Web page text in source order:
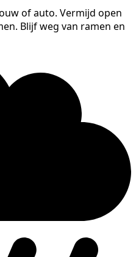
of auto. Vermijd open
Blijf weg van ramen en